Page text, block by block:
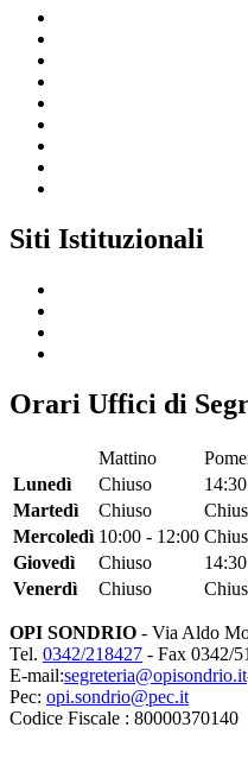
Siti Istituzionali
Orari Uffici di
Mattino
Lunedì
Chiuso
Martedì
Chiuso
Mercoledì 10:00 - 12:00
Giovedì
Chiuso
Venerdì
Chiuso
OPI SONDRIO - Via Aldo
Tel. 0342/218427 - Fax 0342/
E-mail:segreteria@opisondrio.it
Pec: opi.sondrio@pec.it
Codice Fiscale : 80000370140